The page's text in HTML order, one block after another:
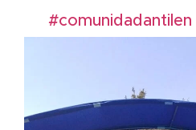
#comunidadantilen